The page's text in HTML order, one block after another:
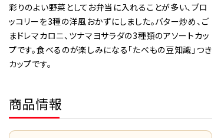
彩りのよい野菜としてお弁当に入れることが多い、ブロ
ッコリーを3種の洋風おかずにしました。バター炒め、ご
まドレマカロニ、ツナマヨサラダの3種類のアソートカッ
プです。食べるのが楽しみになる「たべもの豆知識」つき
カップです。
商品情報